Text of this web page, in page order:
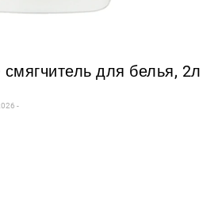
для белья, 2л
-